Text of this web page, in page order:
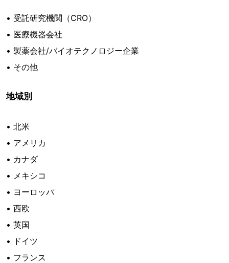
• 受託研究機関（CRO）
• 医療機器会社
• 製薬会社/バイオテクノロジー企業
• その他
地域別
• 北米
• アメリカ
• カナダ
• メキシコ
• ヨーロッパ
• 西欧
• 英国
• ドイツ
• フランス